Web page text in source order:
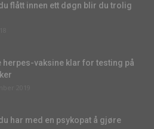
flått innen ett døgn blir du trolig
herpes-vaksine klar for testing på
har med en psykopat å gjøre